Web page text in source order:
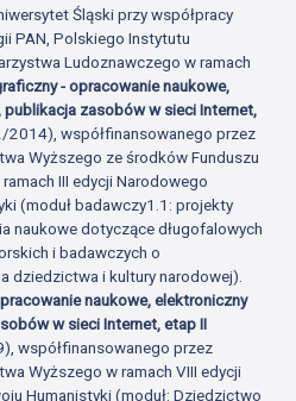
Śląski przy współpracy
PAN, Polskiego Instytutu
Ludoznawczego w ramach
- opracowanie naukowe,
zasobów w sieci Internet,
współfinansowanego przez
Wyższego ze środków Funduszu
III edycji Narodowego
(moduł badawczy1.1: projekty
naukowe dotyczące długofalowych
i badawczych o
dziedzictwa i kultury narodowej).
naukowe, elektroniczny
w sieci Internet, etap II
współfinansowanego przez
Wyższego w ramach VIII edycji
Humanistyki (moduł: Dziedzictwo